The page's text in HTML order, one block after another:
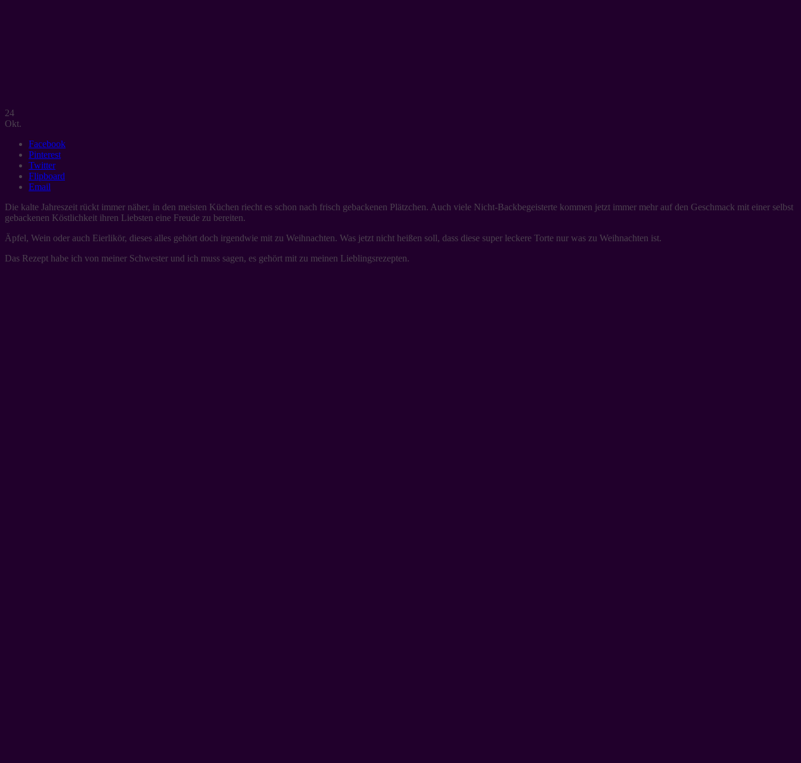
24
Okt.
Facebook
Pinterest
Twitter
Flipboard
Email
Die kalte Jahreszeit rückt immer näher, in den meisten Küchen riecht es schon nach frisch gebackenen Plätzchen. Auch viele Nicht-Backbegeisterte kommen jetzt immer mehr auf den Geschmack mit einer selbst
gebackenen Köstlichkeit ihren Liebsten eine Freude zu bereiten.
Äpfel, Wein oder auch Eierlikör, dieses alles gehört doch irgendwie mit zu Weihnachten. Was jetzt nicht heißen soll, dass diese super leckere Torte nur was zu Weihnachten ist.
Das Rezept habe ich von meiner Schwester und ich muss sagen, es gehört mit zu meinen Lieblingsrezepten.